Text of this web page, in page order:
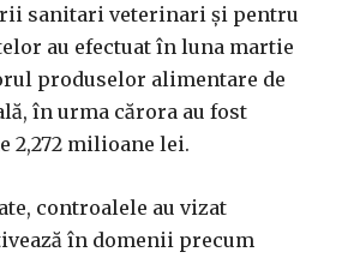
sanitari veterinari şi pentru
au efectuat în luna martie
produselor alimentare de
în urma cărora au fost
2,272 milioane lei.
controalele au vizat
în domenii precum